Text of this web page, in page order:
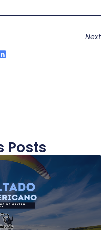
Next
Posts